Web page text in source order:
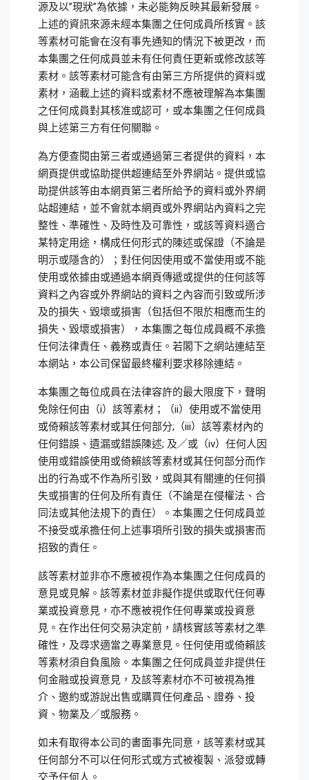
源及以”現狀”為依據，未必能夠反映其最新發展。
上述的資訊來源未經本集團之任何成員所核實。該
等素材可能會在沒有事先通知的情況下被更改，而
本集團之任何成員並未有任何責任更新或修改該等
素材。該等素材可能含有由第三方所提供的資料或
素材，涵載上述的資料或素材不應被理解為本集團
之任何成員對其核准或認可，或本集團之任何成員
與上述第三方有任何關聯。
為方便查閱由第三者或通過第三者提供的資料，本
網頁提供或協助提供超連結至外界網站。提供或協
助提供該等由本網頁第三者所給予的資料或外界網
站超連結，並不會就本網頁或外界網站內資料之完
整性、準確性、及時性及可靠性，或該等資料適合
某特定用途，構成任何形式的陳述或保證（不論是
明示或隱含的）；對任何因使用或不當使用或不能
使用或依據由或通過本網頁傳遞或提供的任何該等
資料之內容或外界網站的資料之內容而引致或所涉
及的損失、毀壞或損害（包括但不限於相應而生的
損失、毀壞或損害），本集團之每位成員概不承擔
任何法律責任、義務或責任。若閣下之網站連結至
本網站，本公司保留最終權利要求移除連結。
本集團之每位成員在法律容許的最大限度下，聲明
免除任何由（i）該等素材；（ii）使用或不當使用
或倚賴該等素材或其任何部分;（iii）該等素材內的
任何錯誤、遺漏或錯誤陳述; 及／或（iv）任何人因
使用或錯誤使用或倚賴該等素材或其任何部分而作
出的行為或不作為所引致，或與其有關連的任何損
失或損害的任何及所有責任（不論是在侵權法、合
同法或其他法規下的責任）。本集團之任何成員並
不接受或承擔任何上述事項所引致的損失或損害而
招致的責任。
該等素材並非亦不應被視作為本集團之任何成員的
意見或見解。該等素材並非擬作提供或取代任何專
業或投資意見，亦不應被視作任何專業或投資意
見。在作出任何交易決定前，請核實該等素材之準
確性，及尋求適當之專業意見。任何使用或倚賴該
等素材須自負風險。本集團之任何成員並非提供任
何金融或投資意見，及該等素材亦不可被視為推
介、邀約或游說出售或購買任何產品、證券、投
資、物業及／或服務。
如未有取得本公司的書面事先同意，該等素材或其
任何部分不可以任何形式或方式被複製、派發或轉
交予任何人。